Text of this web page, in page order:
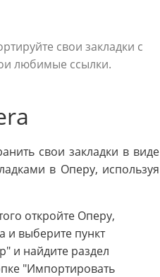
свои закладки с
любимые ссылки.
свои закладки в виде
в Оперу, используя
откройте Оперу,
и выберите пункт
и найдите раздел
"Импортировать